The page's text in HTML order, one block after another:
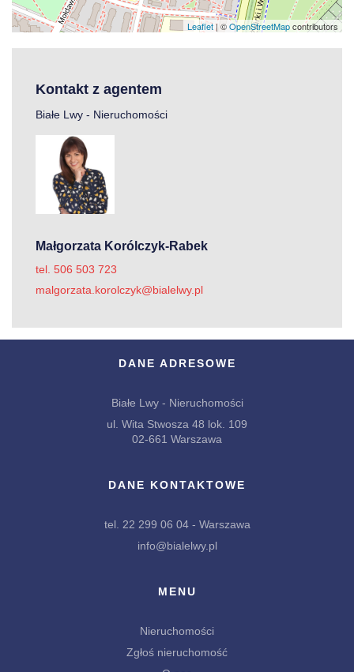
Leaflet| ©OpenStreetMapcontributors
Kontakt z agentem
Białe Lwy - Nieruchomości
Małgorzata Korólczyk-Rabek
tel. 506 503 723
malgorzata.korolczyk@bialelwy.pl
DANE ADRESOWE
Białe Lwy - Nieruchomości
ul. Wita Stwosza 48 lok. 109
02-661 Warszawa
DANE KONTAKTOWE
tel. 22 299 06 04 - Warszawa
info@bialelwy.pl
MENU
Nieruchomości
Zgłoś nieruchomość